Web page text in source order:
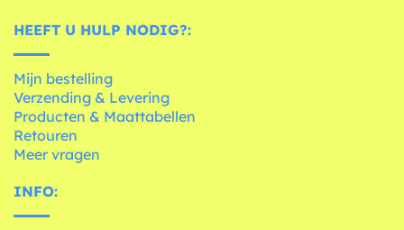
HEEFT U HULP NODIG?:
Mijn bestelling
Verzending & Levering
Producten & Maattabellen
Retouren
Meer vragen
INFO: